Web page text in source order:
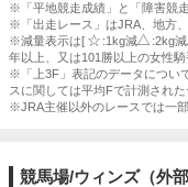
※「平地競走成績」と「障害競
※「出走レース」はJRA、地方
※減量表示は[
:1kg減 :2kg減
年以上、又は101勝以上の女性騎
※「上3F」表記のデータについ
スに関しては平均Fで計測された
※JRA主催以外のレースでは一
競馬場/ウィンズ（外部